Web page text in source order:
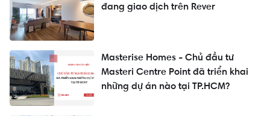
đang giao dịch trên Rever
Masterise Homes - Chủ đầu tư
Masteri Centre Point đã triển khai
những dự án nào tại TP.HCM?